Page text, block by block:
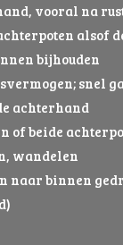
vooral na
alsof
bijhouden
snel
achterhand
of beide
wandelen
naar binnen